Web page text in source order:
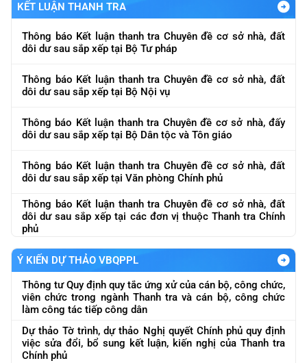
KẾT LUẬN THANH TRA
Thông báo Kết luận thanh tra Chuyên đề cơ sở nhà, đất
dôi dư sau sắp xếp tại Bộ Tư pháp
Thông báo Kết luận thanh tra Chuyên đề cơ sở nhà, đất
dôi dư sau sắp xếp tại Bộ Nội vụ
Thông báo Kết luận thanh tra Chuyên đề cơ sở nhà, đấy
dôi dư sau sắp xếp tại Bộ Dân tộc và Tôn giáo
Thông báo Kết luận thanh tra Chuyên đề cơ sở nhà, đất
dôi dư sau sắp xếp tại Văn phòng Chính phủ
Thông báo Kết luận thanh tra Chuyên đề cơ sở nhà, đất
dôi dư sau sắp xếp tại các đơn vị thuộc Thanh tra Chính
phủ
Ý KIẾN DỰ THẢO VBQPPL
Thông tư Quy định quy tắc ứng xử của cán bộ, công chức,
viên chức trong ngành Thanh tra và cán bộ, công chức
làm công tác tiếp công dân
Dự thảo Tờ trình, dự thảo Nghị quyết Chính phủ quy định
việc sửa đổi, bổ sung kết luận, kiến nghị của Thanh tra
Chính phủ